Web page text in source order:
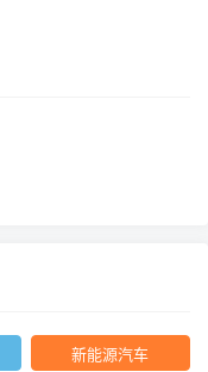
新能源汽车